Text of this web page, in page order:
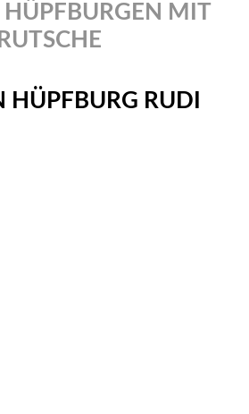
HÜPFBURGEN MIT
RUTSCHE
HÜPFBURG RUDI